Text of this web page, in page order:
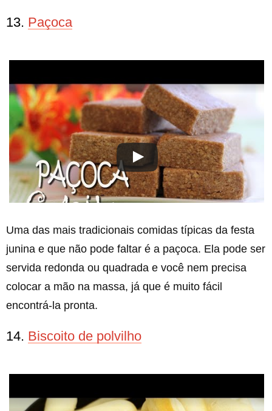
13. Paçoca
Uma das mais tradicionais comidas típicas da festa
junina e que não pode faltar é a paçoca. Ela pode ser
servida redonda ou quadrada e você nem precisa
colocar a mão na massa, já que é muito fácil
encontrá-la pronta.
14. Biscoito de polvilho